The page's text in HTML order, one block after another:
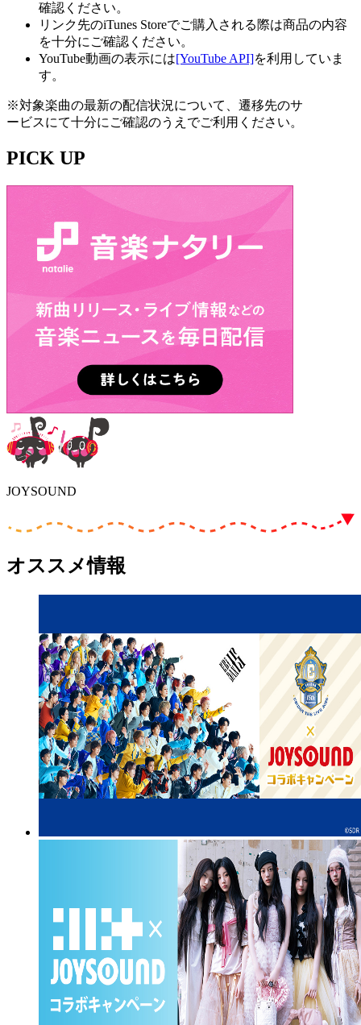
確認ください。
リンク先のiTunes Storeでご購入される際は商品の内容
を十分にご確認ください。
YouTube動画の表示には[YouTube API]を利用していま
す。
※対象楽曲の最新の配信状況について、遷移先のサ
ービスにて十分にご確認のうえでご利用ください。
PICK UP
JOYSOUND
オススメ情報